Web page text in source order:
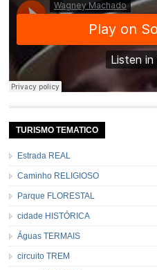
TURISMO TEMATICO
Estrada REAL
Caminho RELIGIOSO
Parque FLORESTAL
cidade HISTÓRICA
Águas TERMAIS
circuito TREM